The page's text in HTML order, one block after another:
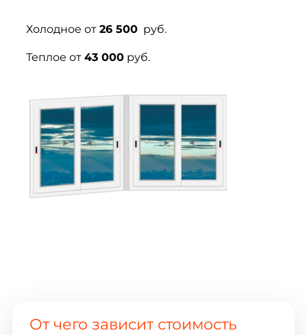
Холодное от 26 500руб.
Теплое от 43 000руб.
От чего зависит стоимость